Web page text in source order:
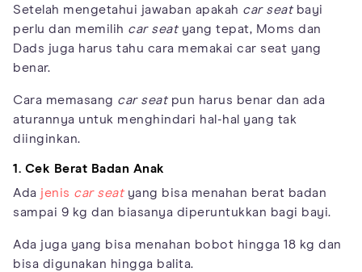
Setelah mengetahui jawaban apakah car seatbayi
perlu dan memilih car seatyang tepat, Moms dan
Dads juga harus tahu cara memakai car seat yang
benar.
Cara memasang car seatpun harus benar dan ada
aturannya untuk menghindari hal-hal yang tak
diinginkan.
1. Cek Berat Badan Anak
Ada jenis car seatyang bisa menahan berat badan
sampai 9 kg dan biasanya diperuntukkan bagi bayi.
Ada juga yang bisa menahan bobot hingga 18 kg dan
bisa digunakan hingga balita.